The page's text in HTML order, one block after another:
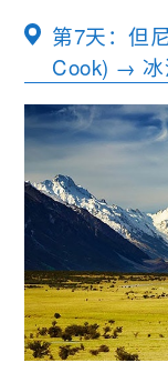
第7天：但
Cook) → 冰